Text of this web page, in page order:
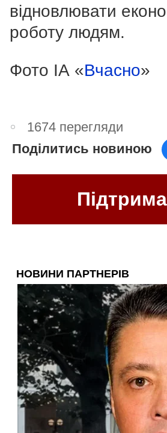
відновлювати
роботу людям.
Фото ІА «Вчасно»
1674 перегляди
Поділитись новиною